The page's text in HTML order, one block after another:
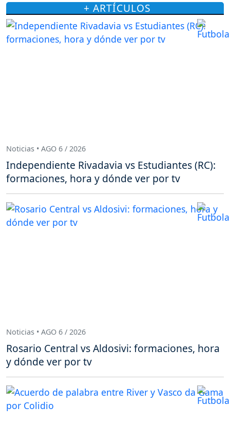
+ ARTÍCULOS
Noticias • AGO 6 / 2026
Independiente Rivadavia vs Estudiantes (RC):
formaciones, hora y dónde ver por tv
Noticias • AGO 6 / 2026
Rosario Central vs Aldosivi: formaciones, hora
y dónde ver por tv